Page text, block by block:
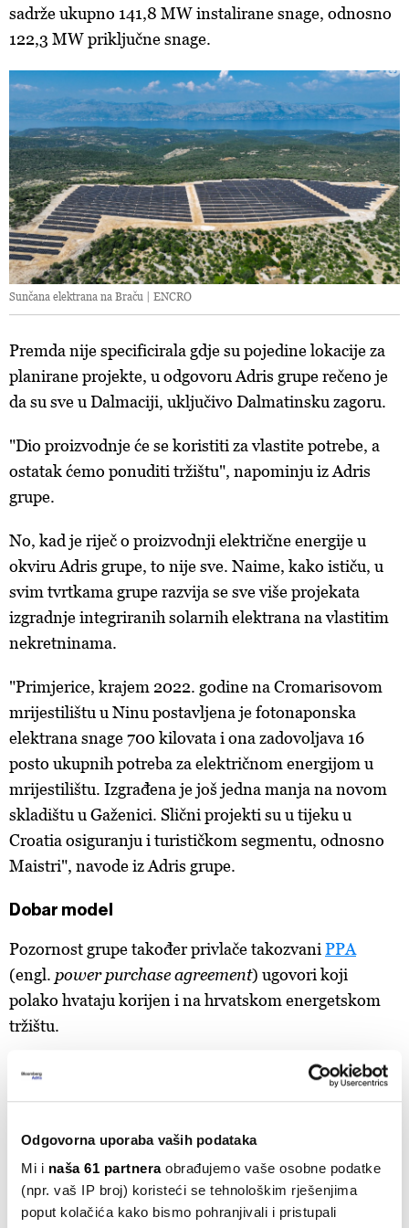
Odgovorna uporaba vaših podataka
Mi i naša 61 partneraobrađujemo vaše osobne podatke
(npr. vaš IP broj) koristeći se tehnološkim rješenjima
poput kolačića kako bismo pohranjivali i pristupali
sadrže ukupno 141,8 MW instalirane snage, odnosno
122,3 MW priključne snage.
Sunčana elektrana na Braču | ENCRO
Premda nije specificirala gdje su pojedine lokacije za
planirane projekte, u odgovoru Adris grupe rečeno je
da su sve u Dalmaciji, uključivo Dalmatinsku zagoru.
"Dio proizvodnje će se koristiti za vlastite potrebe, a
ostatak ćemo ponuditi tržištu", napominju iz Adris
grupe.
No, kad je riječ o proizvodnji električne energije u
okviru Adris grupe, to nije sve. Naime, kako ističu, u
svim tvrtkama grupe razvija se sve više projekata
izgradnje integriranih solarnih elektrana na vlastitim
nekretninama.
"Primjerice, krajem 2022. godine na Cromarisovom
mrijestilištu u Ninu postavljena je fotonaponska
elektrana snage 700 kilovata i ona zadovoljava 16
posto ukupnih potreba za električnom energijom u
mrijestilištu. Izgrađena je još jedna manja na novom
skladištu u Gaženici. Slični projekti su u tijeku u
Croatia osiguranju i turističkom segmentu, odnosno
Maistri", navode iz Adris grupe.
Dobar model
Pozornost grupe također privlače takozvaniPPA
(engl. power purchase agreement) ugovori koji
polako hvataju korijen i na hrvatskom energetskom
tržištu.
"Oni su dobar model ugovaranja kupnje električne
električne energije na duže razdoblje tvrtkama
omogućuje bolje planiranje troškova i smanjuje rizik
od fluktuacije cijena, pomaže u planiranju dugoročnih
strategija i investicija te pozitivno utječe na ugled